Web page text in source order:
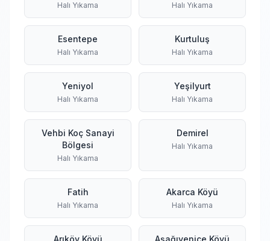
Halı Yıkama Halı Yıkama
Esentepe
Halı Yıkama
Kurtuluş
Halı Yıkama
Yeniyol
Halı Yıkama
Yeşilyurt
Halı Yıkama
Vehbi Koç Sanayi
Bölgesi
Halı Yıkama
Demirel
Halı Yıkama
Fatih
Halı Yıkama
Akarca Köyü
Halı Yıkama
Arıköy Köyü Aşağıyenice Köyü